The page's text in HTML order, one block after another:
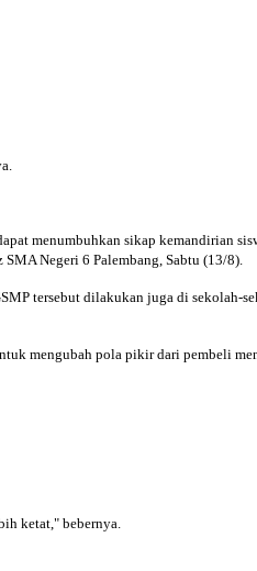
menumbuhkan sikap kemandirian
Negeri 6 Palembang, Sabtu (13/8).
tersebut dilakukan juga di sekolah-
mengubah pola pikir dari pembeli
ketat," bebernya.